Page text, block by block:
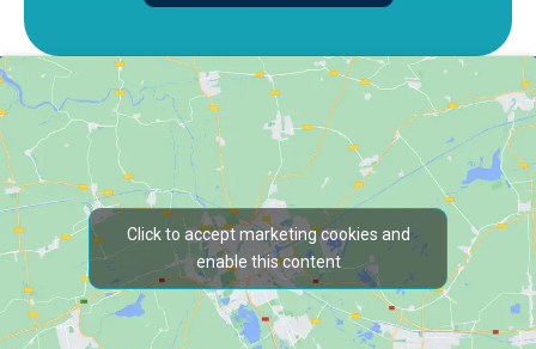
Click to accept marketing cookies and
enable this content